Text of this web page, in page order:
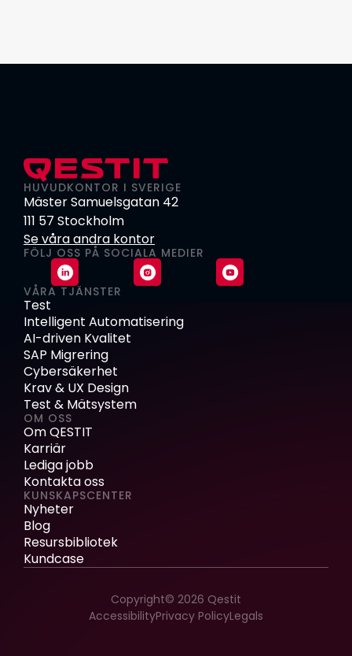
HUVUDKONTOR I SVERIGE
Mäster Samuelsgatan 42
111 57 Stockholm
Se våra andra kontor
FÖLJ OSS PÅ SOCIALA MEDIER
VÅRA TJÄNSTER
Test
Intelligent Automatisering
AI-driven Kvalitet
SAP Migrering
Cybersäkerhet
Krav & UX Design
Test & Mätsystem
OM OSS
Om QESTIT
Karriär
Lediga jobb
Kontakta oss
KUNSKAPSCENTER
Nyheter
Blog
Resursbibliotek
Kundcase
Copyright© 2026 Qestit
AccessibilityPrivacy PolicyLegals